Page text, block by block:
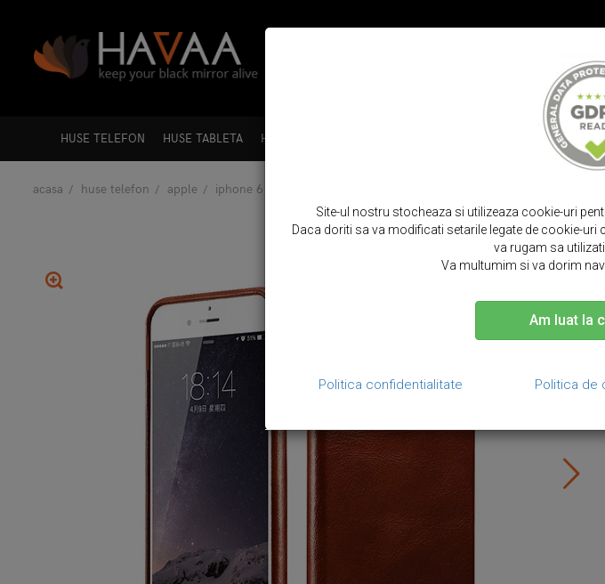
HUSE TELEFON HUSE TABLETA HUSE LAPTOP CURELE SMARTWATCH
acasa huse telefon apple iphone 6 / 6s
Site-ul nostru stocheaza si utilizeaza cookie-uri
Daca doriti sa va modificati setarile legate de cookie-
va rugam sa
Va multumim si va dorim
Am luat la
Politica confidentialitate Politica de